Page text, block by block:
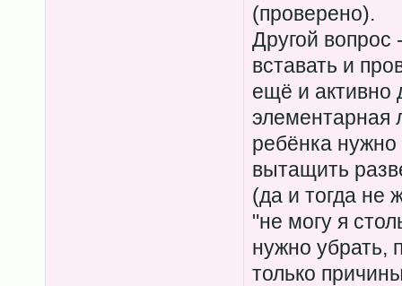
(проверено).
Другой вопрос
вставать и
ещё и активно
элементарная
ребёнка нужно
вытащить
(да и тогда не
"не могу я
нужно убрать,
только